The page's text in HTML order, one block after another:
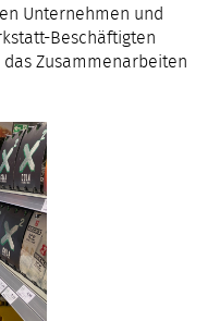
Unternehmen und
Beschäftigten
Zusammenarbeiten